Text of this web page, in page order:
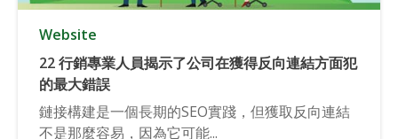
Website
22 行銷專業人員揭示了公司在獲得反向連結方面犯
的最大錯誤
鏈接構建是一個長期的SEO實踐，但獲取反向連結
不是那麼容易，因為它可能...